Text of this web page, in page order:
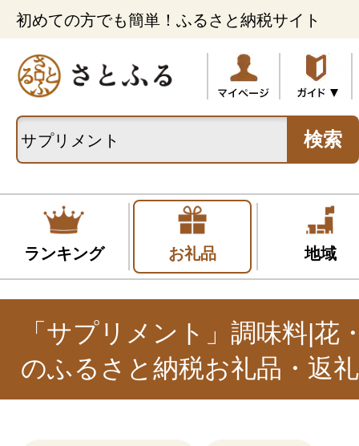
初めての方でも簡単！ふるさと納税サイト
検索
ランキング お礼品 地域
「サプリメント」調味料|花
のふるさと納税お礼品・返